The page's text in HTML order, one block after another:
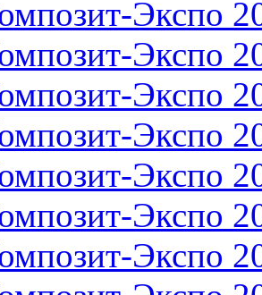
Экспо
Экспо
Экспо
Экспо
Экспо
Экспо
Экспо